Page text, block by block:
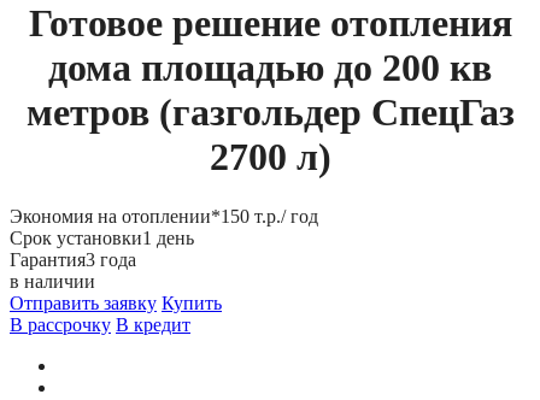
Готовое решение отопления
дома площадью до 200 кв
метров (газгольдер СпецГаз
2700 л)
Экономия на отоплении*150 т.р./ год
Срок установки1 день
Гарантия3 года
в наличии
Отправить заявку Купить
В рассрочку В кредит